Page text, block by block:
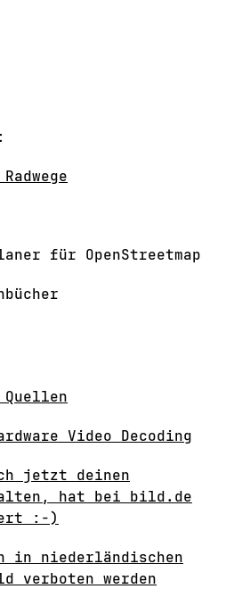
für OpenStreetmap
Quellen
Video Decoding
jetzt deinen
hat bei bild.de
:-)
in niederländischen
verboten werden